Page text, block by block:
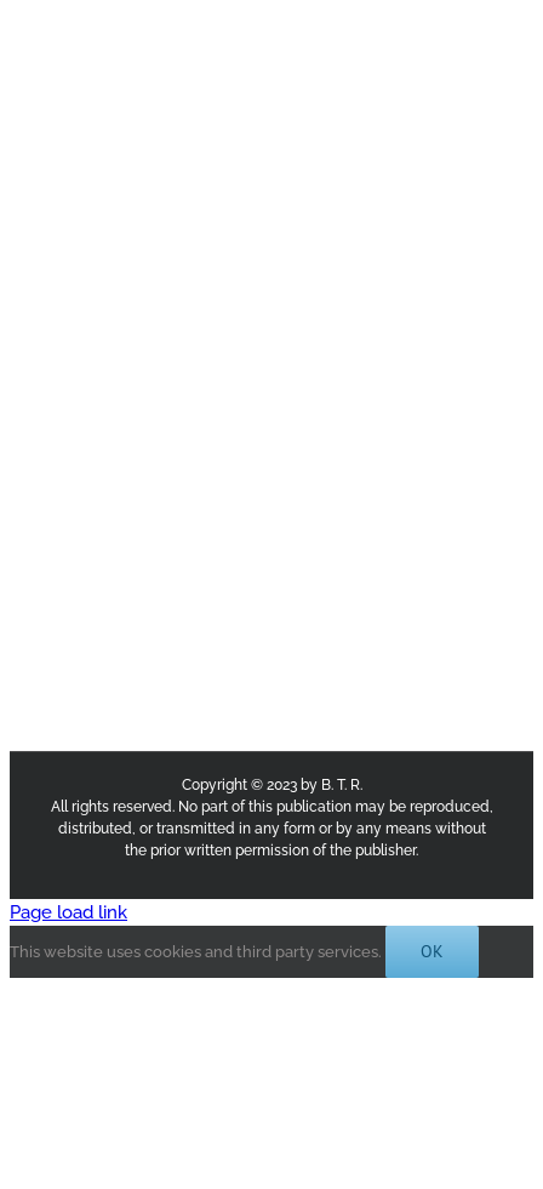
Copyright © 2023 by B. T. R.
All rights reserved. No part of this publication may be reproduced,
distributed, or transmitted in any form or by any means without
the prior written permission of the publisher.
Page load link
This website uses cookies and third party services. OK